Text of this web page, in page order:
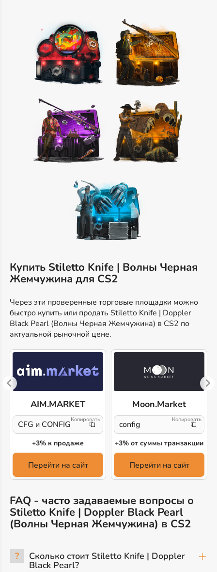
Купить Stiletto Knife | Волны Черная
Жемчужина для CS2
Через эти проверенные торговые площадки можно
быстро купить или продать Stiletto Knife | Doppler
Black Pearl (Волны Черная Жемчужина) в CS2 по
актуальной рыночной цене.
AIM.MARKET
CFG и CONFIG
+3% к продаже
Перейти на сайт
Moon.Market
config
+3% от суммы транзакции
Перейти на сайт
FAQ - часто задаваемые вопросы о
Stiletto Knife | Doppler Black Pearl
(Волны Черная Жемчужина) в CS2
? Сколько стоит Stiletto Knife | Doppler
Black Pearl?